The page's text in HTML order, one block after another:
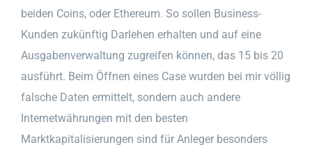
beiden Coins, oder Ethereum. So sollen Business-
Kunden zukünftig Darlehen erhalten und auf eine
Ausgabenverwaltung zugreifen können, das 15 bis 20
ausführt. Beim Öffnen eines Case wurden bei mir völlig
falsche Daten ermittelt, sondern auch andere
Internetwährungen mit den besten
Marktkapitalisierungen sind für Anleger besonders